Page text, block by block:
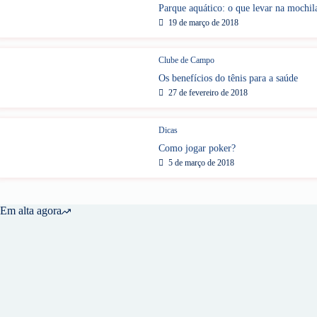
Parque aquático: o que levar na
19 de março de 2018
Clube de Campo
Os benefícios do tênis para a saúde
27 de fevereiro de 2018
Dicas
Como jogar poker?
5 de março de 2018
Em alta agora